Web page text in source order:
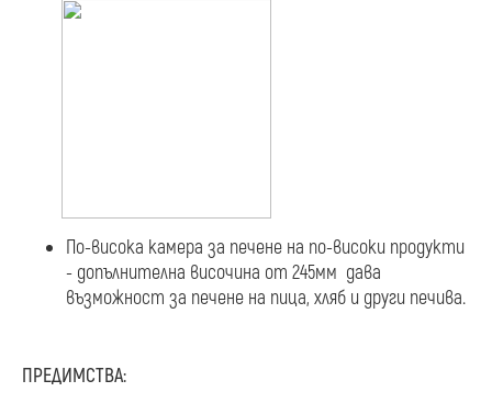
По-висока камера за печене на по-високи продукти
- допълнителна височина от 245мм дава
възможност за печене на пица, хляб и други печива.
ПРЕДИМСТВА: